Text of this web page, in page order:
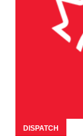
DISPATCH